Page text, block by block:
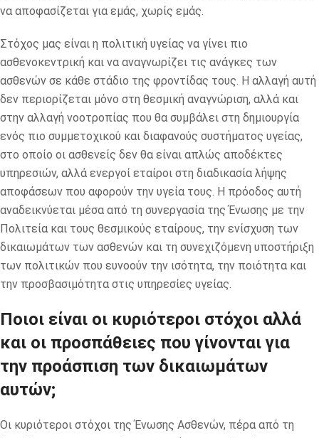
να αποφασίζεται για εμάς, χωρίς εμάς.
Στόχος μας είναι η πολιτική υγείας να γίνει πιο
ασθενοκεντρική και να αναγνωρίζει τις ανάγκες των
ασθενών σε κάθε στάδιο της φροντίδας τους. Η αλλαγή αυτή
δεν περιορίζεται μόνο στη θεσμική αναγνώριση, αλλά και
στην αλλαγή νοοτροπίας που θα συμβάλει στη δημιουργία
ενός πιο συμμετοχικού και διαφανούς συστήματος υγείας,
στο οποίο οι ασθενείς δεν θα είναι απλώς αποδέκτες
υπηρεσιών, αλλά ενεργοί εταίροι στη διαδικασία λήψης
αποφάσεων που αφορούν την υγεία τους. Η πρόοδος αυτή
αναδεικνύεται μέσα από τη συνεργασία της Ένωσης με την
Πολιτεία και τους θεσμικούς εταίρους, την ενίσχυση των
δικαιωμάτων των ασθενών και τη συνεχιζόμενη υποστήριξη
των πολιτικών που ευνοούν την ισότητα, την ποιότητα και
την προσβασιμότητα στις υπηρεσίες υγείας.
Ποιοι είναι οι κυριότεροι στόχοι αλλά
και οι προσπάθειες που γίνονται για
την προάσπιση των δικαιωμάτων
αυτών;
Οι κυριότεροι στόχοι της Ένωσης Ασθενών, πέρα από τη